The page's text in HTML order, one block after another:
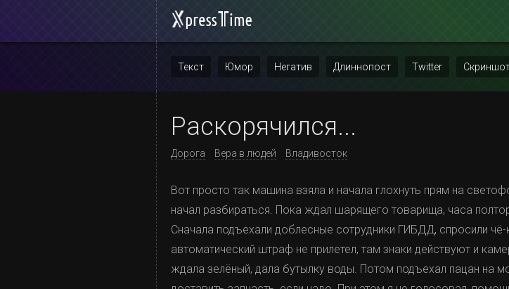
Текст Юмор Негатив Длиннопост Twitter
Раскорячился...
Дорога Вера в людей Владивосток
Вот просто так машина взяла и начала глохнуть прям на
начал разбираться. Пока ждал шарящего товарища, часа
Сначала подъехали доблесные сотрудники ГИБДД, спросили
автоматический штраф не прилетел, там знаки действуют и
ждала зелёный, дала бутылку воды. Потом подъехал пацан на